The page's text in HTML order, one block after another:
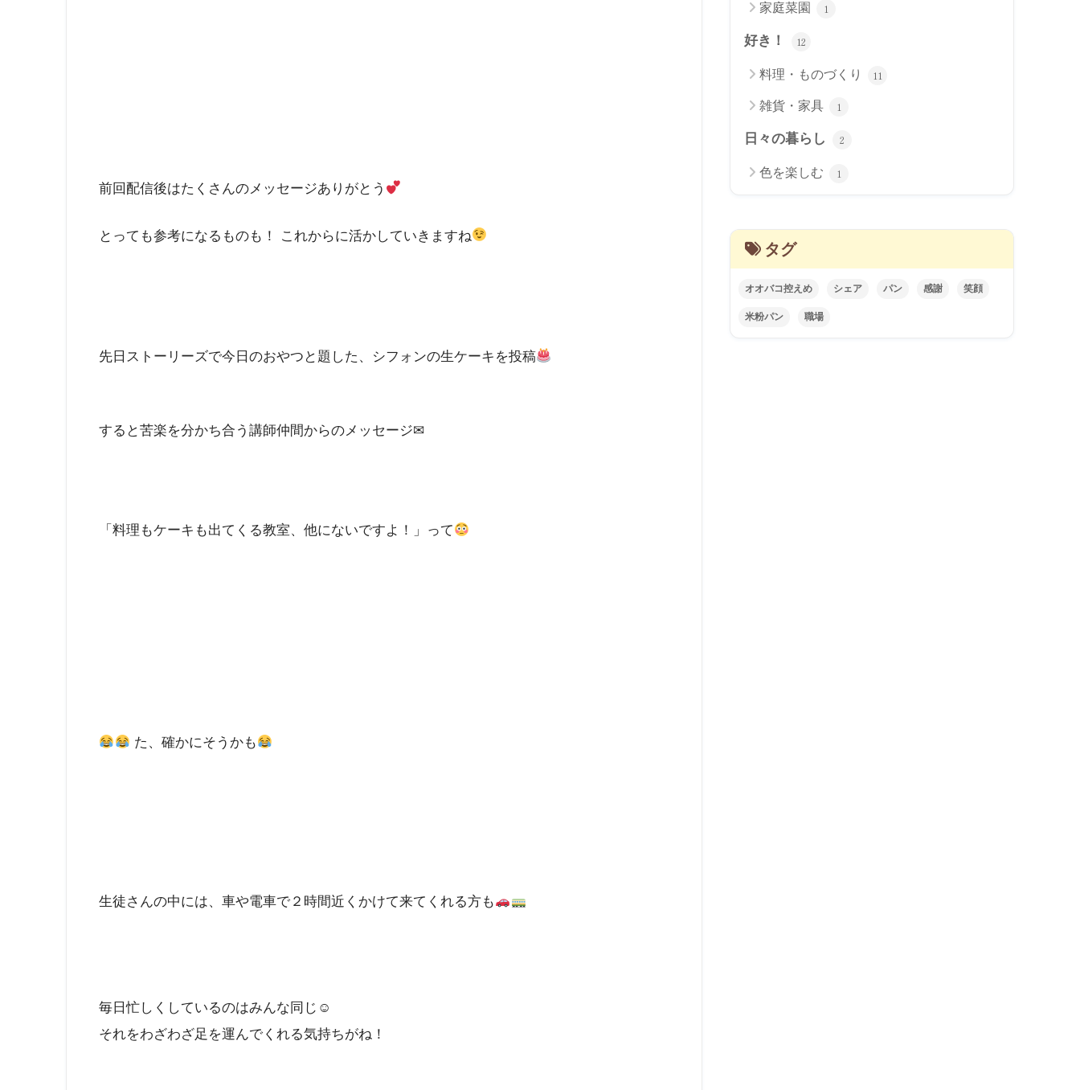
前回配信後はたくさんのメッセージありがとう
とっても参考になるものも！ これからに活かしていきますね
先日ストーリーズで今日のおやつと題した、シフォンの生ケーキを投稿
すると苦楽を分かち合う講師仲間からのメッセージ✉
「料理もケーキも出てくる教室、他にないですよ！」って
た、確かにそうかも
生徒さんの中には、車や電車で２時間近くかけて来てくれる方も
毎日忙しくしているのはみんな同じ☺
それをわざわざ足を運んでくれる気持ちがね！
家庭菜園 1
好き！ 12
料理・ものづくり 11
雑貨・家具 1
日々の暮らし 2
色を楽しむ 1
タグ
オオバコ控えめ シェア パン 感謝 笑顔
米粉パン 職場